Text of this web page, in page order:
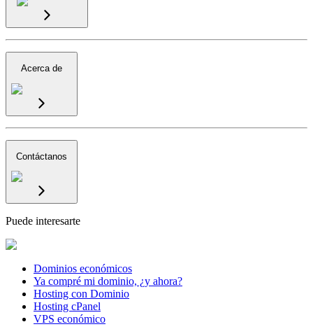
Acerca de
Contáctanos
Puede interesarte
Dominios económicos
Ya compré mi dominio, ¿y ahora?
Hosting con Dominio
Hosting cPanel
VPS económico